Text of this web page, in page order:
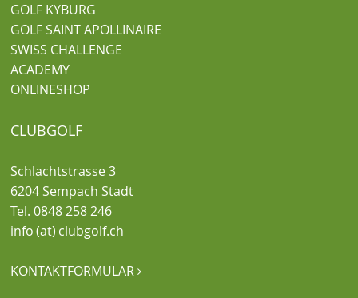
GOLF KYBURG
GOLF SAINT APOLLINAIRE
SWISS CHALLENGE
ACADEMY
ONLINESHOP
CLUBGOLF
Schlachtstrasse 3
6204 Sempach Stadt
Tel. 0848 258 246
info (at) clubgolf.ch
KONTAKTFORMULAR